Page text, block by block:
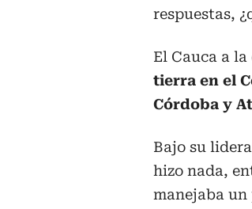
respuestas,
El Cauca a
tierra en el
Córdoba y
Bajo su
hizo nada,
manejaba un